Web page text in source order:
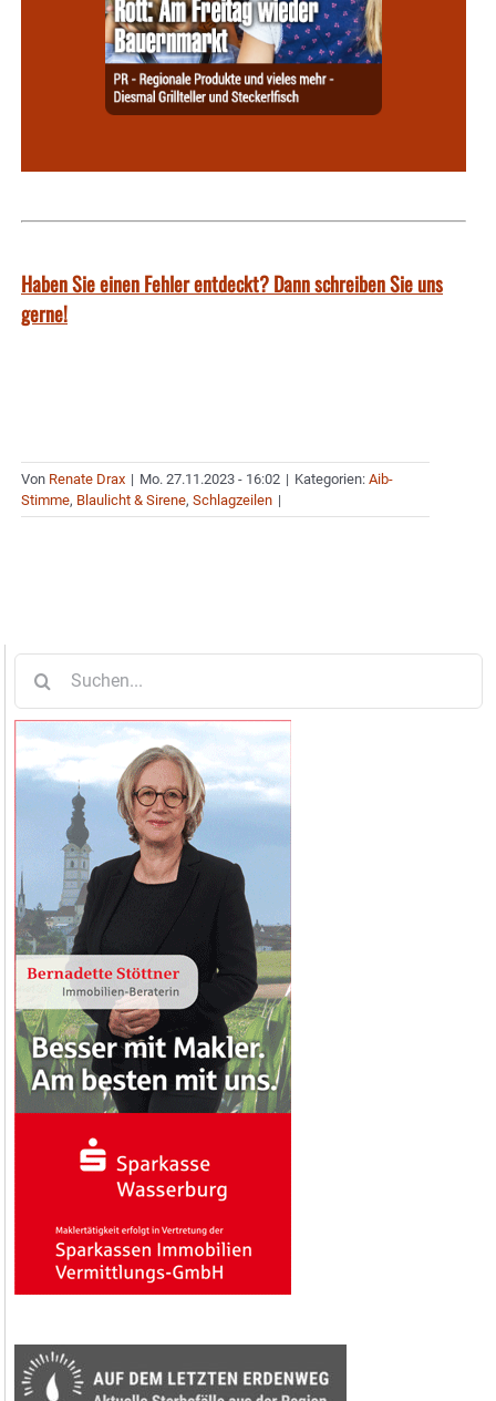
Haben Sie einen Fehler entdeckt? Dann schreiben Sie uns
gerne!
Von Renate Drax | Mo. 27.11.2023 - 16:02 | Kategorien: Aib-
Stimme, Blaulicht & Sirene, Schlagzeilen |
nach: